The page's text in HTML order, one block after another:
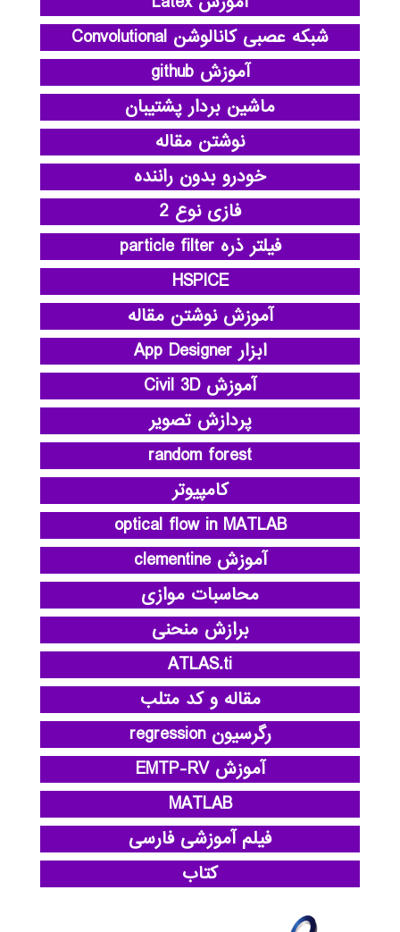
شبکه عصبی کانالوشن Convolutional
آموزش github
ماشین بردار پشتیبان
نوشتن مقاله
خودرو بدون راننده
فازی نوع 2
فیلتر ذره particle filter
HSPICE
آموزش نوشتن مقاله
ابزار App Designer
آموزش Civil 3D
پردازش تصویر
random forest
کامپیوتر
optical flow in MATLAB
آموزش clementine
محاسبات موازی
برازش منحنی
ATLAS.ti
مقاله و کد متلب
رگرسیون regression
آموزش EMTP-RV
MATLAB
فیلم آموزشی فارسی
کتاب